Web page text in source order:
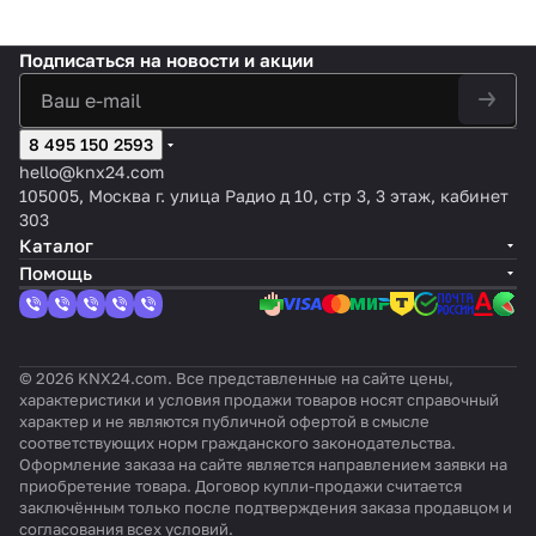
дис
пле
ем и
датч
ико
м
вла
жно
сти
видеои
нтерко
мом
GetFac
e IP
(iOS,
55
X1
V2,
кноп
очны
й,
черн
ый
X2v2, 2-
кнопоч
белый,
глянцев
экран
4.1
я
а, цвет:
Белый
e,
55
cur
zTo
uch
Butt
KN
4.1
дюймов
видеод
Чёрный
,
термос
цвет:
Подписаться на новости и акции
8 495 150 2593
hello@knx24.com
105005, Москва г. улица Радио д 10, стр 3, 3 этаж, кабинет
303
Каталог
Помощь
© 2026 KNX24.com. Все представленные на сайте цены,
характеристики и условия продажи товаров носят справочный
характер и не являются публичной офертой в смысле
соответствующих норм гражданского законодательства.
Оформление заказа на сайте является направлением заявки на
приобретение товара. Договор купли-продажи считается
заключённым только после подтверждения заказа продавцом и
согласования всех условий.